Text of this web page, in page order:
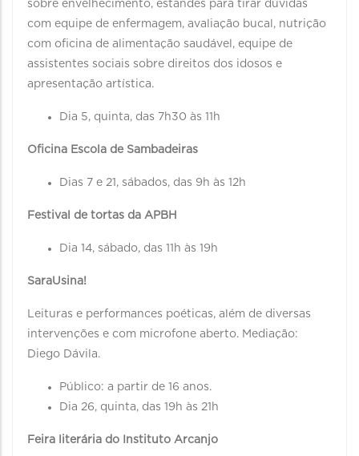
sobre envelhecimento, estandes para tirar dúvidas
com equipe de enfermagem, avaliação bucal, nutrição
com oficina de alimentação saudável, equipe de
assistentes sociais sobre direitos dos idosos e
apresentação artística.
Dia 5, quinta, das 7h30 às 11h
Oficina Escola de Sambadeiras
Dias 7 e 21, sábados, das 9h às 12h
Festival de tortas da APBH
Dia 14, sábado, das 11h às 19h
SaraUsina!
Leituras e performances poéticas, além de diversas
intervenções e com microfone aberto. Mediação:
Diego Dávila.
Público: a partir de 16 anos.
Dia 26, quinta, das 19h às 21h
Feira literária do Instituto Arcanjo